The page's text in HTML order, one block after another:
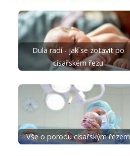
Dula radí - jak se zotavit po
císařském řezu
Vše o porodu císařským řezem